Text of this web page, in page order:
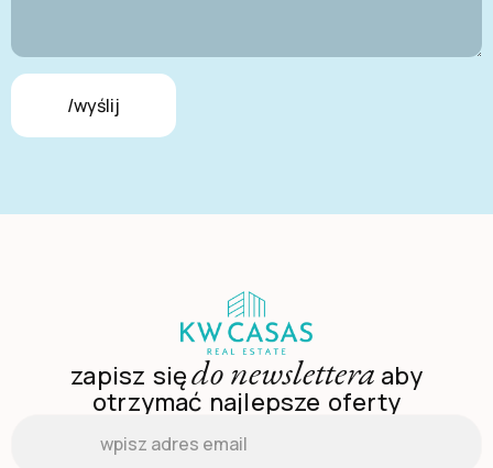
/wyślij
zapisz siędo newslettera aby
otrzymać najlepsze oferty